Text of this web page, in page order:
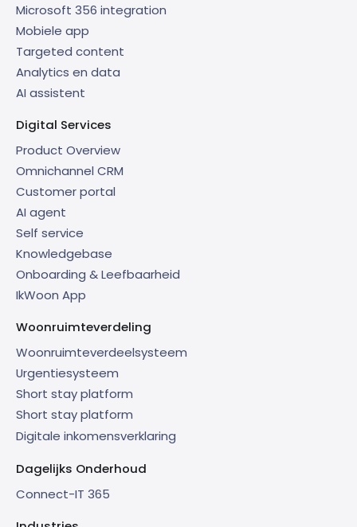
Microsoft 356 integration
Mobiele app
Targeted content
Analytics en data
AI assistent
Digital Services
Product Overview
Omnichannel CRM
Customer portal
AI agent
Self service
Knowledgebase
Onboarding & Leefbaarheid
IkWoon App
Woonruimteverdeling
Woonruimteverdeelsysteem
Urgentiesysteem
Short stay platform
Short stay platform
Digitale inkomensverklaring
Dagelijks Onderhoud
Connect-IT 365